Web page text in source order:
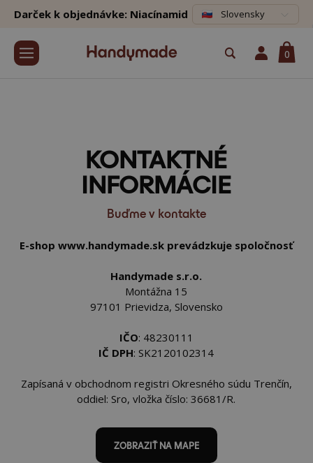
Darček k objednávke: Niacínamid Slovensky
0
KONTAKTNÉ
INFORMÁCIE
Buďme v kontakte
E-shop www.handymade.sk prevádzkuje spoločnosť
Handymade s.r.o.
Montážna 15
97101 Prievidza, Slovensko
IČO: 48230111
IČ DPH: SK2120102314
Zapísaná v obchodnom registri Okresného súdu Trenčín,
oddiel: Sro, vložka číslo: 36681/R.
ZOBRAZIŤ NA MAPE